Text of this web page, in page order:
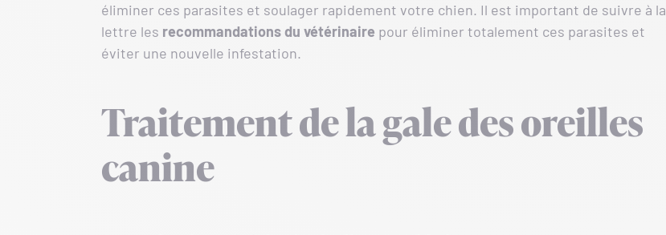
éliminer ces parasites et soulager rapidement votre chien. Il est important de suivre à la
lettre les recommandations du vétérinaire pour éliminer totalement ces parasites et
éviter une nouvelle infestation.
Traitement de la gale des oreilles
canine